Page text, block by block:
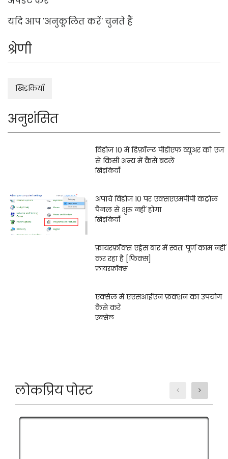
यदि आप 'अनुकूलित करें' चुनते हैं
श्रेणी
खिड़कियाँ
अनुशंसित
विंडोज 10 में डिफ़ॉल्ट पीडीएफ व्यूअर को एज
से किसी अन्य में कैसे बदलें
खिड़कियाँ
अपाचे विंडोज 10 पर एक्सएएमपीपी कंट्रोल
पैनल से शुरू नहीं होगा
खिड़कियाँ
फ़ायरफ़ॉक्स एड्रेस बार में स्वत: पूर्ण काम नहीं
कर रहा है [फिक्स]
फ़ायरफ़ॉक्स
एक्सेल में एएसआईएन फ़ंक्शन का उपयोग
कैसे करें
एक्सेल
लोकप्रिय पोस्ट